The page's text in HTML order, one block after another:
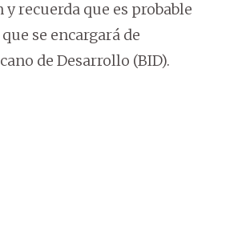
recuerda que es probable
se encargará de
de Desarrollo (BID).